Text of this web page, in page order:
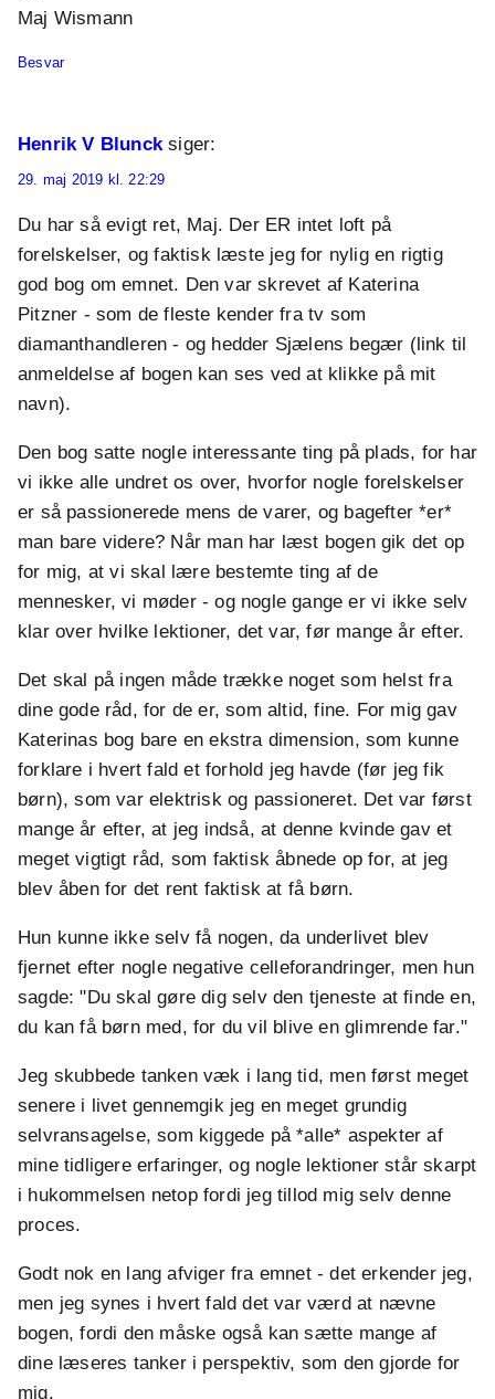
Maj Wismann
Besvar
Henrik V Blunck siger:
29. maj 2019 kl. 22:29
Du har så evigt ret, Maj. Der ER intet loft på
forelskelser, og faktisk læste jeg for nylig en rigtig
god bog om emnet. Den var skrevet af Katerina
Pitzner - som de fleste kender fra tv som
diamanthandleren - og hedder Sjælens begær (link til
anmeldelse af bogen kan ses ved at klikke på mit
navn).
Den bog satte nogle interessante ting på plads, for har
vi ikke alle undret os over, hvorfor nogle forelskelser
er så passionerede mens de varer, og bagefter *er*
man bare videre? Når man har læst bogen gik det op
for mig, at vi skal lære bestemte ting af de
mennesker, vi møder - og nogle gange er vi ikke selv
klar over hvilke lektioner, det var, før mange år efter.
Det skal på ingen måde trække noget som helst fra
dine gode råd, for de er, som altid, fine. For mig gav
Katerinas bog bare en ekstra dimension, som kunne
forklare i hvert fald et forhold jeg havde (før jeg fik
børn), som var elektrisk og passioneret. Det var først
mange år efter, at jeg indså, at denne kvinde gav et
meget vigtigt råd, som faktisk åbnede op for, at jeg
blev åben for det rent faktisk at få børn.
Hun kunne ikke selv få nogen, da underlivet blev
fjernet efter nogle negative celleforandringer, men hun
sagde: "Du skal gøre dig selv den tjeneste at finde en,
du kan få børn med, for du vil blive en glimrende far."
Jeg skubbede tanken væk i lang tid, men først meget
senere i livet gennemgik jeg en meget grundig
selvransagelse, som kiggede på *alle* aspekter af
mine tidligere erfaringer, og nogle lektioner står skarpt
i hukommelsen netop fordi jeg tillod mig selv denne
proces.
Godt nok en lang afviger fra emnet - det erkender jeg,
men jeg synes i hvert fald det var værd at nævne
bogen, fordi den måske også kan sætte mange af
dine læseres tanker i perspektiv, som den gjorde for
mig.